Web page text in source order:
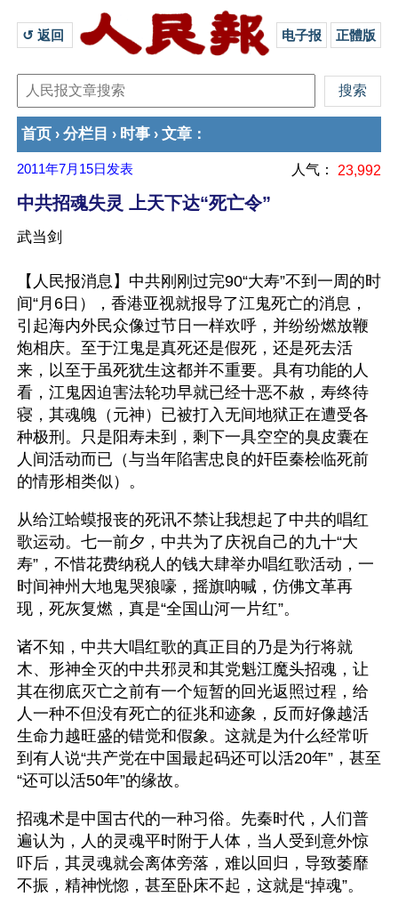
↺ 返回 电子报 正體版
首页 › 分栏目 › 时事 › 文章 ：
2011年7月15日 发表 人气： 23,992
中共招魂失灵 上天下达“死亡令”
武当剑
【人民报消息】中共刚刚过完90“大寿”不到一周的时
间“月6日），香港亚视就报导了江鬼死亡的消息，
引起海内外民众像过节日一样欢呼，并纷纷燃放鞭
炮相庆。至于江鬼是真死还是假死，还是死去活
来，以至于虽死犹生这都并不重要。具有功能的人
看，江鬼因迫害法轮功早就已经十恶不赦，寿终待
寝，其魂魄（元神）已被打入无间地狱正在遭受各
种极刑。只是阳寿未到，剩下一具空空的臭皮囊在
人间活动而已（与当年陷害忠良的奸臣秦桧临死前
的情形相类似）。
从给江蛤蟆报丧的死讯不禁让我想起了中共的唱红
歌运动。七一前夕，中共为了庆祝自己的九十“大
寿”，不惜花费纳税人的钱大肆举办唱红歌活动，一
时间神州大地鬼哭狼嚎，摇旗呐喊，仿佛文革再
现，死灰复燃，真是“全国山河一片红”。
诸不知，中共大唱红歌的真正目的乃是为行将就
木、形神全灭的中共邪灵和其党魁江魔头招魂，让
其在彻底灭亡之前有一个短暂的回光返照过程，给
人一种不但没有死亡的征兆和迹象，反而好像越活
生命力越旺盛的错觉和假象。这就是为什么经常听
到有人说“共产党在中国最起码还可以活20年”，甚至
“还可以活50年”的缘故。
招魂术是中国古代的一种习俗。先秦时代，人们普
遍认为，人的灵魂平时附于人体，当人受到意外惊
吓后，其灵魂就会离体旁落，难以回归，导致萎靡
不振，精神恍惚，甚至卧床不起，这就是“掉魂”。